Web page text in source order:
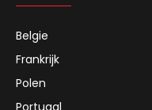
Belgie
Frankrijk
Polen